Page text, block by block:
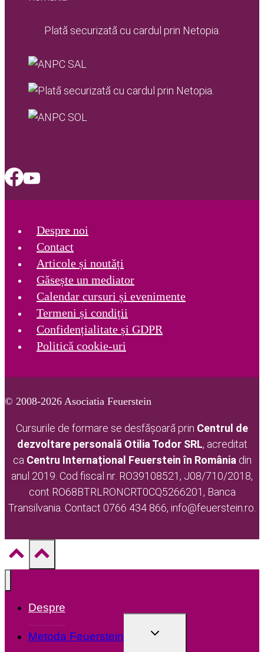
Plată securizată cu cardul prin Netopia.
Despre noi
Contact
Articole și noutăți
Găsește un mediator
Calendar cursuri și evenimente
Termeni și condiții
Confidențialitate și GDPR
Politică cookie-uri
© 2008-2026 Asociatia Feuerstein
Cursurile de formare se desfășoară prin Centrul de
dezvoltare personală Otilia Todor SRL, acreditat
ca Centru Internațional Feuerstein în România din
anul 2019. Cod fiscal nr. RO39108521, J08/710/2018,
cont RO68BTRLRONCRT0CQ5266201, Banca
Transilvania. Contact 0766 434 866, info@feuerstein.ro.
Despre
Metoda Feuerstein
TOGGLE